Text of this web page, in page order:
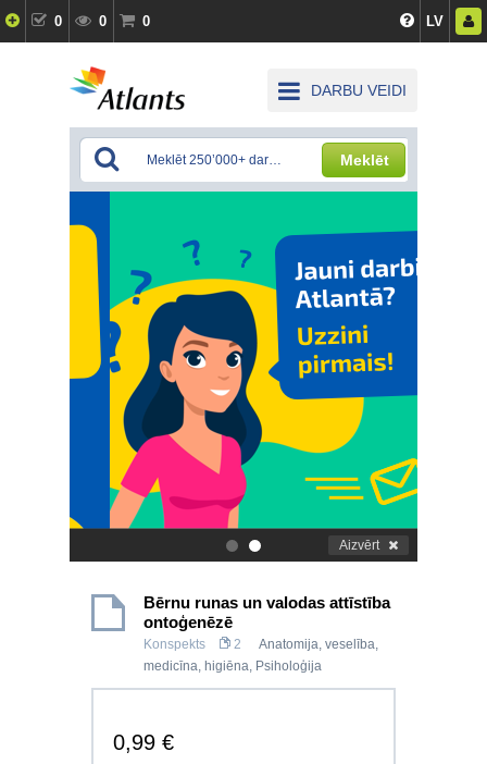
0 0 0 LV
DARBU VEIDI
Meklēt
. Aizvērt
Bērnu runas un valodas attīstība
ontoģenēzē
Konspekts 2
Anatomija, veselība,
medicīna, higiēna, Psiholoģija
0,99 €